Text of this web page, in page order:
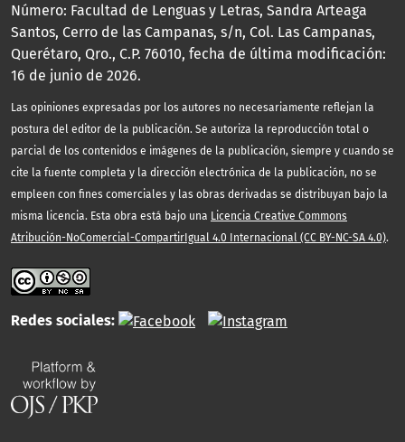
Número: Facultad de Lenguas y Letras, Sandra Arteaga
Santos, Cerro de las Campanas, s/n, Col. Las Campanas,
Querétaro, Qro., C.P. 76010, fecha de última modificación:
16 de junio de 2026.
Las opiniones expresadas por los autores no necesariamente reflejan la
postura del editor de la publicación. Se autoriza la reproducción total o
parcial de los contenidos e imágenes de la publicación, siempre y cuando se
cite la fuente completa y la dirección electrónica de la publicación, no se
empleen con fines comerciales y las obras derivadas se distribuyan bajo la
misma licencia. Esta obra está bajo una Licencia Creative Commons
Atribución-NoComercial-CompartirIgual 4.0 Internacional (CC BY-NC-SA 4.0).
Redes sociales: